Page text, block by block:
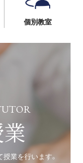
個別教室
業を行います。